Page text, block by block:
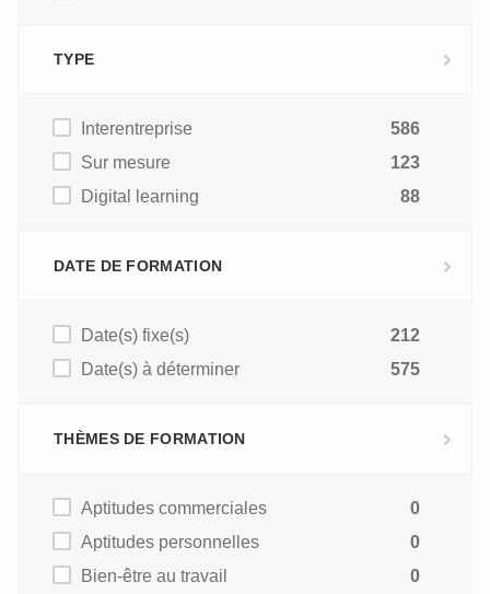
TYPE
Interentreprise
586
Sur mesure
123
Digital learning
88
DATE DE FORMATION
Date(s) fixe(s)
212
Date(s) à déterminer
575
THÈMES DE FORMATION
Aptitudes commerciales
0
Aptitudes personnelles
0
Bien-être au travail
0